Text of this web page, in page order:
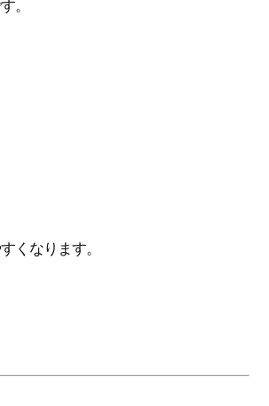
。
くなります。